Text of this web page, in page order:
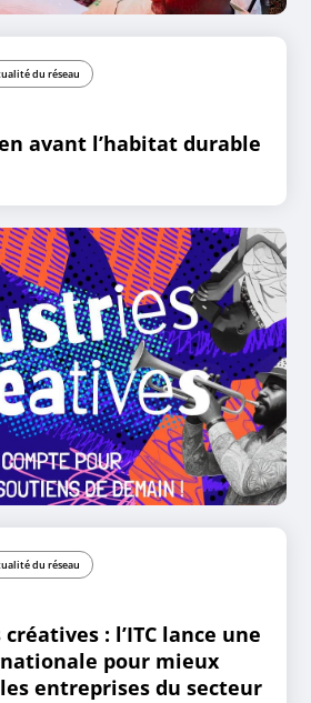
du réseau
avant l’habitat durable
du réseau
: l’ITC lance une
pour mieux
entreprises du secteur